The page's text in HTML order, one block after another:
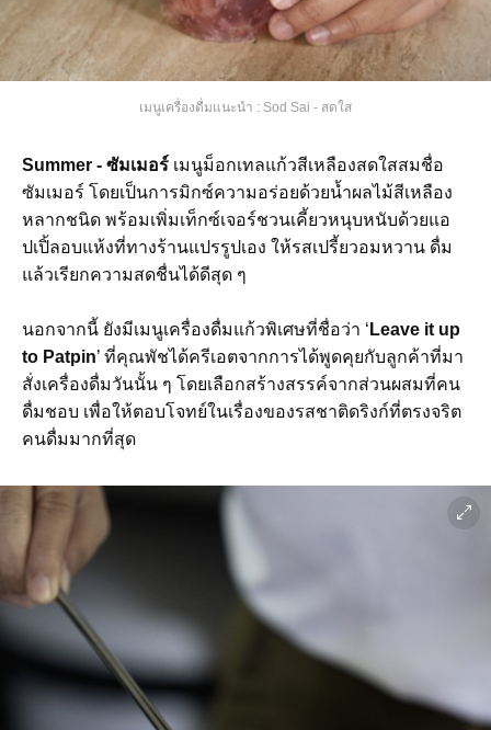
เมนูเครื่องดื่มแนะนำ : Sod Sai - สดใส
Summer - ซัมเมอร์ เมนูม็อกเทลแก้วสีเหลืองสดใสสมชื่อ
ซัมเมอร์ โดยเป็นการมิกซ์ความอร่อยด้วยน้ำผลไม้สีเหลือง
หลากชนิด พร้อมเพิ่มเท็กซ์เจอร์ชวนเคี้ยวหนุบหนับด้วยแอ
ปเปิ้ลอบแห้งที่ทางร้านแปรรูปเอง ให้รสเปรี้ยวอมหวาน ดื่ม
แล้วเรียกความสดชื่นได้ดีสุด ๆ
นอกจากนี้ ยังมีเมนูเครื่องดื่มแก้วพิเศษที่ชื่อว่า ‘ Leave it up
to Patpin’ ที่คุณพัชได้ครีเอตจากการได้พูดคุยกับลูกค้าที่มา
สั่งเครื่องดื่มวันนั้น ๆ โดยเลือกสร้างสรรค์จากส่วนผสมที่คน
ดื่มชอบ เพื่อให้ตอบโจทย์ในเรื่องของรสชาติดริงก์ที่ตรงจริต
คนดื่มมากที่สุด